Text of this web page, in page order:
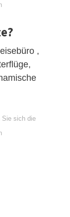
,
Sie sich die